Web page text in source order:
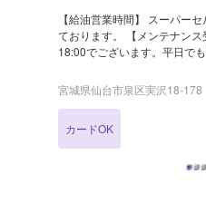
【給油営業時間】 スーパー
ております。 【メンテナンス受付時間】 当店の作業受付時間は9:00-
18:00でございます。平日で
ます。普段のカーケアから突
せください！ 【当店までのアクセス】 近くに「サンドラック仙台中
す。
宮城県仙台市泉区実沢18-178
カードOK